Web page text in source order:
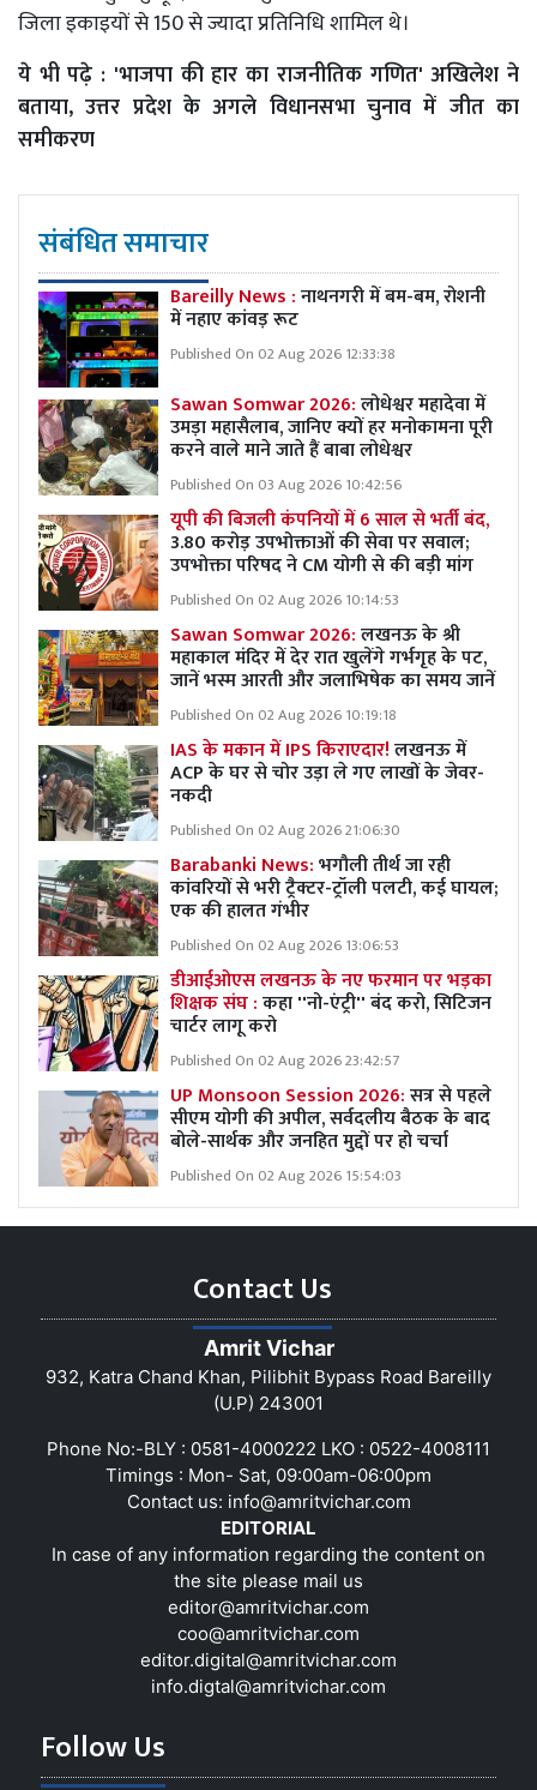
जिला इकाइयों से 150 से ज्यादा प्रतिनिधि शामिल थे।
ये भी पढ़े : 'भाजपा की हार का राजनीतिक गणित' अखिलेश ने
बताया, उत्तर प्रदेश के अगले विधानसभा चुनाव में जीत का
समीकरण
संबंधित समाचार
Bareilly News :नाथनगरी में बम-बम, रोशनी
में नहाए कांवड़ रूट
Published On 02 Aug 2026 12:33:38
Sawan Somwar 2026:लोधेश्वर महादेवा में
उमड़ा महासैलाब, जानिए क्यों हर मनोकामना पूरी
करने वाले माने जाते हैं बाबा लोधेश्वर
Published On 03 Aug 2026 10:42:56
यूपी की बिजली कंपनियों में 6 साल से भर्ती बंद,
3.80 करोड़ उपभोक्ताओं की सेवा पर सवाल;
उपभोक्ता परिषद ने CM योगी से की बड़ी मांग
Published On 02 Aug 2026 10:14:53
Sawan Somwar 2026:लखनऊ के श्री
महाकाल मंदिर में देर रात खुलेंगे गर्भगृह के पट,
जानें भस्म आरती और जलाभिषेक का समय जानें
Published On 02 Aug 2026 10:19:18
IAS के मकान में IPS किराएदार!लखनऊ में
ACP के घर से चोर उड़ा ले गए लाखों के जेवर-
नकदी
Published On 02 Aug 2026 21:06:30
Barabanki News:भगौली तीर्थ जा रही
कांवरियों से भरी ट्रैक्टर-ट्रॉली पलटी, कई घायल;
एक की हालत गंभीर
Published On 02 Aug 2026 13:06:53
डीआईओएस लखनऊ के नए फरमान पर भड़का
शिक्षक संघ :कहा ''नो-एंट्री'' बंद करो, सिटिजन
चार्टर लागू करो
Published On 02 Aug 2026 23:42:57
UP Monsoon Session 2026:सत्र से पहले
सीएम योगी की अपील, सर्वदलीय बैठक के बाद
बोले-सार्थक और जनहित मुद्दों पर हो चर्चा
Published On 02 Aug 2026 15:54:03
Contact Us
Amrit Vichar
932, Katra Chand Khan, Pilibhit Bypass Road Bareilly
(U.P) 243001
Phone No:-BLY : 0581-4000222 LKO : 0522-4008111
Timings : Mon- Sat, 09:00am-06:00pm
Contact us: info@amritvichar.com
EDITORIAL
In case of any information regarding the content on
the site please mail us
editor@amritvichar.com
coo@amritvichar.com
editor.digital@amritvichar.com
info.digtal@amritvichar.com
Follow Us